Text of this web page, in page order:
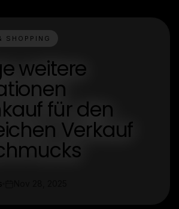
SHOPPING
weitere
für den
Verkauf